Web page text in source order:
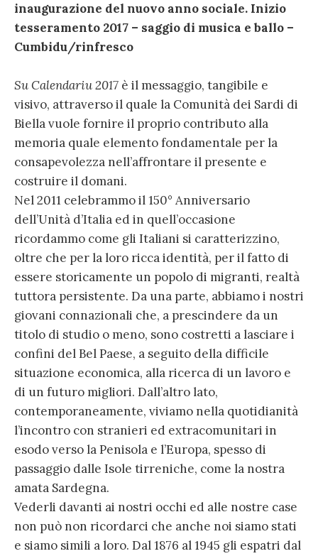
inaugurazione del nuovo anno sociale. Inizio
tesseramento 2017 – saggio di musica e ballo –
Cumbidu/rinfresco
Su Calendariu 2017 è il messaggio, tangibile e
visivo, attraverso il quale la Comunità dei Sardi di
Biella vuole fornire il proprio contributo alla
memoria quale elemento fondamentale per la
consapevolezza nell’affrontare il presente e
costruire il domani.
Nel 2011 celebrammo il 150° Anniversario
dell’Unità d’Italia ed in quell’occasione
ricordammo come gli Italiani si caratterizzino,
oltre che per la loro ricca identità, per il fatto di
essere storicamente un popolo di migranti, realtà
tuttora persistente. Da una parte, abbiamo i nostri
giovani connazionali che, a prescindere da un
titolo di studio o meno, sono costretti a lasciare i
confini del Bel Paese, a seguito della difficile
situazione economica, alla ricerca di un lavoro e
di un futuro migliori. Dall’altro lato,
contemporaneamente, viviamo nella quotidianità
l’incontro con stranieri ed extracomunitari in
esodo verso la Penisola e l’Europa, spesso di
passaggio dalle Isole tirreniche, come la nostra
amata Sardegna.
Vederli davanti ai nostri occhi ed alle nostre case
non può non ricordarci che anche noi siamo stati
e siamo simili a loro. Dal 1876 al 1945 gli espatri dal